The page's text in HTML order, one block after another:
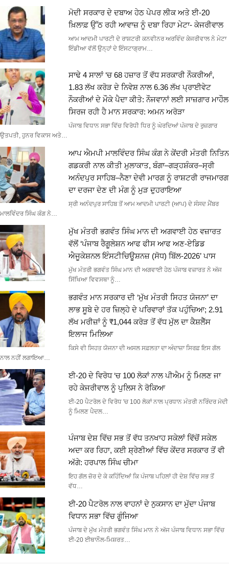
ਮੋਦੀ ਸਰਕਾਰ ਦੇ ਦਬਾਅ ਹੇਠ ਪੇਪਰ ਲੀਕ ਅਤੇ ਈ-20
ਖ਼ਿਲਾਫ਼ ਉੱਠ ਰਹੀ ਆਵਾਜ਼ ਨੂੰ ਦਬਾ ਰਿਹਾ ਮੇਟਾ- ਕੇਜਰੀਵਾਲ
ਆਮ ਆਦਮੀ ਪਾਰਟੀ ਦੇ ਰਾਸ਼ਟਰੀ ਕਨਵੀਨਰ ਅਰਵਿੰਦ ਕੇਜਰੀਵਾਲ ਨੇ ਮੇਟਾ
ਇੰਡੀਆ ਵੱਲੋਂ ਉਨ੍ਹਾਂ ਦੇ ਇੰਸਟਾਗ੍ਰਾਮ…
ਸਾਢੇ 4 ਸਾਲਾਂ ‘ਚ 68 ਹਜ਼ਾਰ ਤੋਂ ਵੱਧ ਸਰਕਾਰੀ ਨੌਕਰੀਆਂ,
1.83 ਲੱਖ ਕਰੋੜ ਦੇ ਨਿਵੇਸ਼ ਨਾਲ 6.36 ਲੱਖ ਪ੍ਰਾਈਵੇਟ
ਨੌਕਰੀਆਂ ਦੇ ਮੌਕੇ ਪੈਦਾ ਕੀਤੇ: ਨੌਜਵਾਨਾਂ ਲਈ ਸਾਜ਼ਗਾਰ ਮਾਹੌਲ
ਸਿਰਜ ਰਹੀ ਹੈ ਮਾਨ ਸਰਕਾਰ: ਅਮਨ ਅਰੋੜਾ
ਪੰਜਾਬ ਵਿਧਾਨ ਸਭਾ ਵਿੱਚ ਵਿਰੋਧੀ ਧਿਰ ਨੂੰ ਘੇਰਦਿਆਂ ਪੰਜਾਬ ਦੇ ਰੁਜ਼ਗਾਰ
ਉਤਪਤੀ, ਹੁਨਰ ਵਿਕਾਸ ਅਤੇ…
ਆਪ ਐਮਪੀ ਮਾਲਵਿੰਦਰ ਸਿੰਘ ਕੰਗ ਨੇ ਕੇਂਦਰੀ ਮੰਤਰੀ ਨਿਤਿਨ
ਗਡਕਰੀ ਨਾਲ ਕੀਤੀ ਮੁਲਾਕਾਤ, ਬੰਗਾ–ਗੜ੍ਹਸ਼ੰਕਰ–ਸ੍ਰੀ
ਅਨੰਦਪੁਰ ਸਾਹਿਬ–ਨੈਣਾ ਦੇਵੀ ਮਾਰਗ ਨੂੰ ਰਾਸ਼ਟਰੀ ਰਾਜਮਾਰਗ
ਦਾ ਦਰਜਾ ਦੇਣ ਦੀ ਮੰਗ ਨੂੰ ਮੁੜ ਦੁਹਰਾਇਆ
ਸ੍ਰੀ ਅਨੰਦਪੁਰ ਸਾਹਿਬ ਤੋਂ ਆਮ ਆਦਮੀ ਪਾਰਟੀ (ਆਪ) ਦੇ ਸੰਸਦ ਮੈਂਬਰ
ਮਾਲਵਿੰਦਰ ਸਿੰਘ ਕੰਗ ਨੇ…
ਮੁੱਖ ਮੰਤਰੀ ਭਗਵੰਤ ਸਿੰਘ ਮਾਨ ਦੀ ਅਗਵਾਈ ਹੇਠ ਵਜ਼ਾਰਤ
ਵੱਲੋਂ ‘ਪੰਜਾਬ ਰੈਗੂਲੇਸ਼ਨ ਆਫ ਫੀਸ ਆਫ ਅਣ-ਏਡਿਡ
ਐਜੂਕੇਸ਼ਨਲ ਇੰਸਟੀਚਿਊਸ਼ਨਜ਼ (ਸੋਧ) ਬਿੱਲ-2026’ ਪਾਸ
ਮੁੱਖ ਮੰਤਰੀ ਭਗਵੰਤ ਸਿੰਘ ਮਾਨ ਦੀ ਅਗਵਾਈ ਹੇਠ ਪੰਜਾਬ ਵਜ਼ਾਰਤ ਨੇ ਅੱਜ
ਸਿੱਖਿਆ ਵਿਵਸਥਾ ਨੂੰ…
ਭਗਵੰਤ ਮਾਨ ਸਰਕਾਰ ਦੀ ‘ਮੁੱਖ ਮੰਤਰੀ ਸਿਹਤ ਯੋਜਨਾ’ ਦਾ
ਲਾਭ ਸੂਬੇ ਦੇ ਹਰ ਜ਼ਿਲ੍ਹੇ ਦੇ ਪਰਿਵਾਰਾਂ ਤੱਕ ਪਹੁੰਚਿਆ; 2.91
ਲੱਖ ਮਰੀਜ਼ਾਂ ਨੂੰ ₹1,044 ਕਰੋੜ ਤੋਂ ਵੱਧ ਮੁੱਲ ਦਾ ਕੈਸ਼ਲੈੱਸ
ਇਲਾਜ ਮਿਲਿਆ
ਕਿਸੇ ਵੀ ਸਿਹਤ ਯੋਜਨਾ ਦੀ ਅਸਲ ਸਫ਼ਲਤਾ ਦਾ ਅੰਦਾਜ਼ਾ ਸਿਰਫ਼ ਇਸ ਗੱਲ
ਨਾਲ ਨਹੀਂ ਲਗਾਇਆ…
ਈ-20 ਦੇ ਵਿਰੋਧ ‘ਚ 100 ਲੋਕਾਂ ਨਾਲ ਪੀਐਮ ਨੂੰ ਮਿਲਣ ਜਾ
ਰਹੇ ਕੇਜਰੀਵਾਲ ਨੂੰ ਪੁਲਿਸ ਨੇ ਰੋਕਿਆ
ਈ-20 ਪੈਟਰੋਲ ਦੇ ਵਿਰੋਧ 'ਚ 100 ਲੋਕਾਂ ਨਾਲ ਪ੍ਰਧਾਨ ਮੰਤਰੀ ਨਰਿੰਦਰ ਮੋਦੀ
ਨੂੰ ਮਿਲਣ ਪੈਦਲ…
ਪੰਜਾਬ ਦੇਸ਼ ਵਿੱਚ ਸਭ ਤੋਂ ਵੱਧ ਤਨਖਾਹ ਸਕੇਲਾਂ ਵਿੱਚੋਂ ਸਕੇਲ
ਅਦਾ ਕਰ ਰਿਹਾ, ਕਈ ਸ਼੍ਰੇਣੀਆਂ ਵਿੱਚ ਕੇਂਦਰ ਸਰਕਾਰ ਤੋਂ ਵੀ
ਅੱਗੇ: ਹਰਪਾਲ ਸਿੰਘ ਚੀਮਾ
ਇਹ ਗੱਲ ਜ਼ੋਰ ਦੇ ਕੇ ਕਹਿੰਦਿਆਂ ਕਿ ਪੰਜਾਬ ਪਹਿਲਾਂ ਹੀ ਦੇਸ਼ ਵਿੱਚ ਸਭ ਤੋਂ
ਵੱਧ…
ਈ-20 ਪੈਟਰੋਲ ਨਾਲ ਵਾਹਨਾਂ ਦੇ ਨੁਕਸਾਨ ਦਾ ਮੁੱਦਾ ਪੰਜਾਬ
ਵਿਧਾਨ ਸਭਾ ਵਿੱਚ ਗੂੰਜਿਆ
ਪੰਜਾਬ ਦੇ ਮੁੱਖ ਮੰਤਰੀ ਭਗਵੰਤ ਸਿੰਘ ਮਾਨ ਨੇ ਅੱਜ ਪੰਜਾਬ ਵਿਧਾਨ ਸਭਾ ਵਿੱਚ
ਈ-20 ਈਥਾਨੌਲ-ਮਿਸ਼ਰਤ…